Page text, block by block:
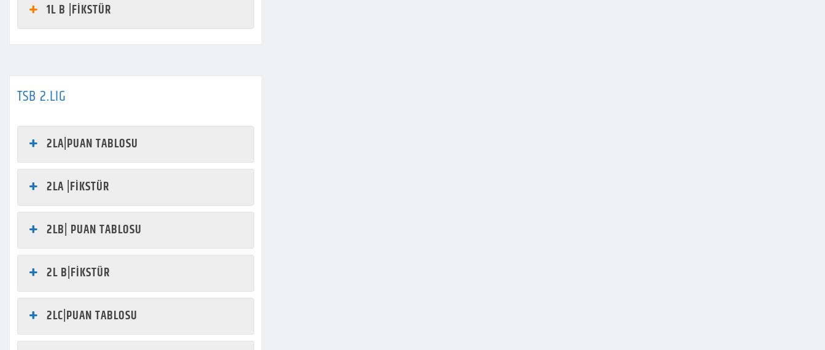
1L B |FİKSTÜR
TSB 2.LIG
2LA|PUAN TABLOSU
2LA |FİKSTÜR
2LB| PUAN TABLOSU
2L B|FİKSTÜR
2LC|PUAN TABLOSU